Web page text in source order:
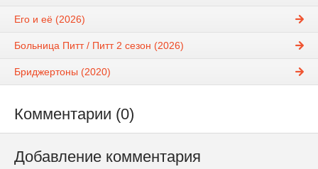
Его и её (2026)
Больница Питт / Питт 2 сезон (2026)
Бриджертоны (2020)
Комментарии (0)
Добавление комментария